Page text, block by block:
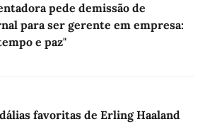
pede demissão de
para ser gerente em empresa:
e paz"
favoritas de Erling Haaland